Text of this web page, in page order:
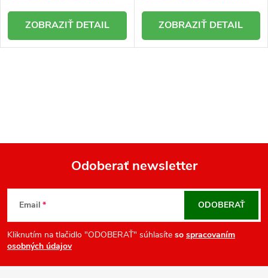
DETAIL DETAIL
d
i
p
r
v
k
i
Odoberať newsletter
Email
Kliknutím na tlačidlo "ODOBERAŤ" súhlasíte so spracovaním
osobných údajov
ODOBERAŤ